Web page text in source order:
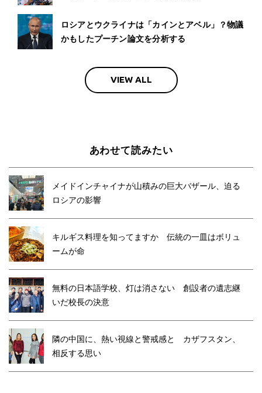
ロシアとウクライナは「カインとアベル」？物議
かもしたプーチン論文を分析する
VIEW ALL
あわせて読みたい
メイドインチャイナが山積みの巨大バザール、迫る
ロシアの影響
キルギス料理を知ってますか 伝統の一皿はボリュ
ームが命
無料の日本語学校、灯は消さない 創設者の遺志継
いだ校長の決意
隣の中国に、熱い視線と警戒感と カザフスタン、
相反する思い